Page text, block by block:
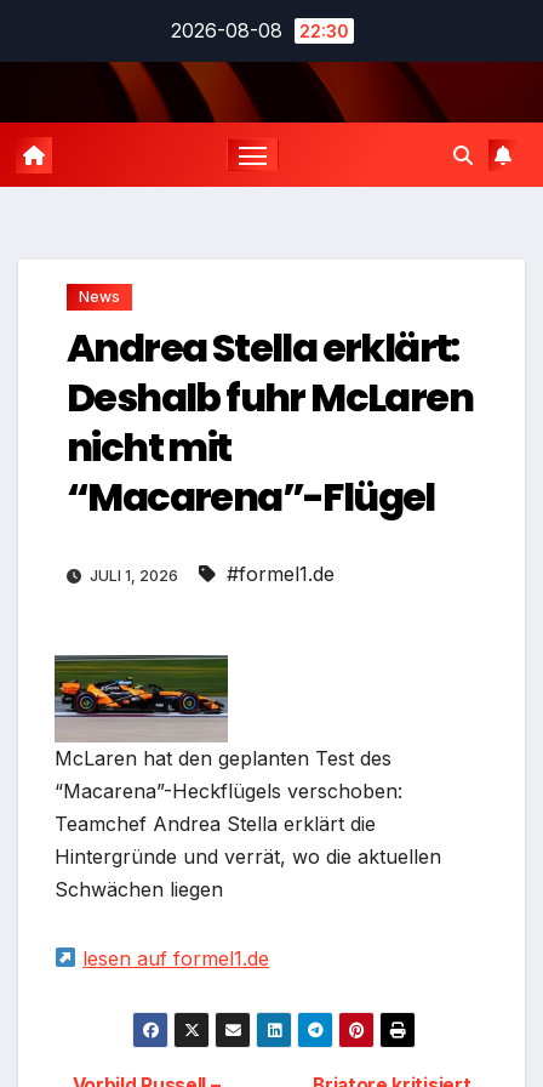
2026-08-08 22:30
News
Andrea Stella erklärt:
Deshalb fuhr McLaren
nicht mit
“Macarena”-Flügel
JULI 1, 2026 #formel1.de
McLaren hat den geplanten Test des
“Macarena”-Heckflügels verschoben:
Teamchef Andrea Stella erklärt die
Hintergründe und verrät, wo die aktuellen
Schwächen liegen
lesen auf formel1.de